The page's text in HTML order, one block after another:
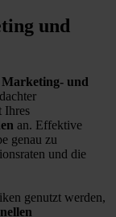
und
Marketing- und
Ihres
an. Effektive
genau zu
und die
genutzt werden,